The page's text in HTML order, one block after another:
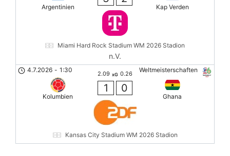
Argentinien Kap Verden
Miami Hard Rock Stadium WM 2026 Stadion
n.V.
Weltmeisterschaften
4.7.2026 - 1:30
Kolumbien
2.09 xG 0.26
1 0
Ghana
Kansas City Stadium WM 2026 Stadion